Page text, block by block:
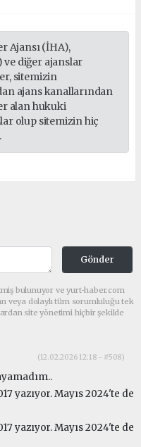
Ajansı (İHA),
ve diğer ajanslar
sitemizin
ajans kanallarından
alan hukuki
olup sitemizin hiç
Gönder
bulunuyor ve yurt-haber.com
veya dolaylı tüm sorumluluğu tek
site yönetimi hiçbir şekilde
(12.02.2026 12:18 - #508)
yazıyor. Mayıs 2024'te de
yazıyor. Mayıs 2024'te de